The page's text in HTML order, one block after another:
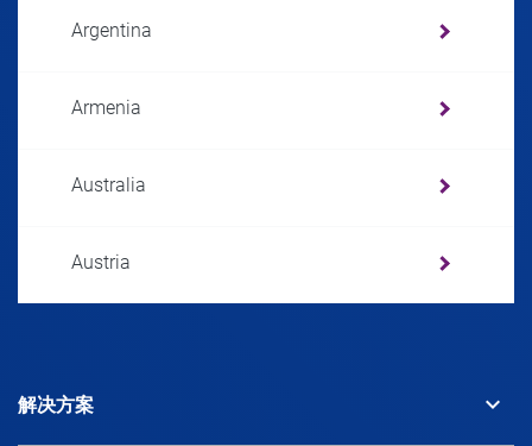
Argentina
Armenia
Australia
Austria
Bahamas
解决方案 keyboard_arrow_down